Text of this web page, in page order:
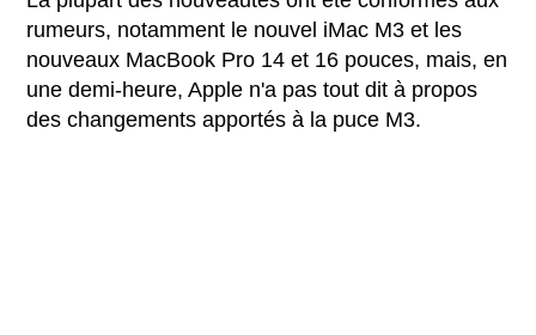
rumeurs, notamment le nouvel iMac M3 et les
nouveaux MacBook Pro 14 et 16 pouces, mais, en
une demi-heure, Apple n'a pas tout dit à propos
des changements apportés à la puce M3.